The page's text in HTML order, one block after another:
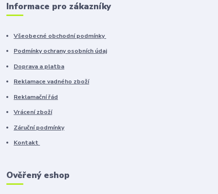
Informace pro zákazníky
Všeobecné obchodní podmínky
Podmínky ochrany osobních údaj
Doprava a platba
Reklamace vadného zboží
Reklamační řád
Vrácení zboží
Záruční podmínky
Kontakt
Ověřený eshop